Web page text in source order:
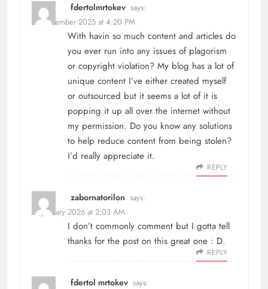
fdertolmrtokev says:
19 December 2025 at 4:20 PM
With havin so much content and articles do
you ever run into any issues of plagorism
or copyright violation? My blog has a lot of
unique content I’ve either created myself
or outsourced but it seems a lot of it is
popping it up all over the internet without
my permission. Do you know any solutions
to help reduce content from being stolen?
I’d really appreciate it.
REPLY
zabornatorilon says:
21 January 2026 at 2:03 AM
I don’t commonly comment but I gotta tell
thanks for the post on this great one : D.
REPLY
fdertol mrtokev says: